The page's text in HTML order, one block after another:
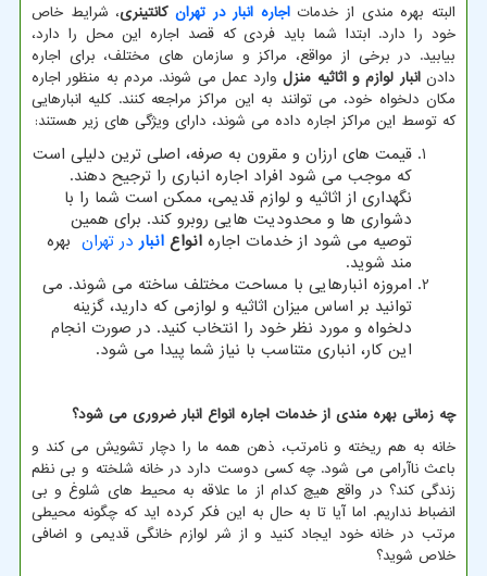
البته بهره مندی از خدماتاجاره انبار در تهران کانتینری، شرایط خاص
خود را دارد. ابتدا شما باید فردی که قصد اجاره این محل را دارد،
بیابید. در برخی از مواقع، مراکز و سازمان های مختلف، برای اجاره
دادنانبار لوازم و اثاثیه منزل وارد عمل می شوند. مردم به منظور اجاره
مکان دلخواه خود، می توانند به این مراکز مراجعه کنند. کلیه انبارهایی
که توسط این مراکز اجاره داده می شوند، دارای ویژگی های زیر هستند:
قیمت های ارزان و مقرون به صرفه، اصلی ترین دلیلی است
که موجب می شود افراد اجاره انباری را ترجیح دهند.
نگهداری از اثاثیه و لوازم قدیمی، ممکن است شما را با
دشواری ها و محدودیت هایی روبرو کند. برای همین
توصیه می شود از خدمات اجاره انواع انبار در تهران بهره
مند شوید.
امروزه انبارهایی با مساحت مختلف ساخته می شوند. می
توانید بر اساس میزان اثاثیه و لوازمی که دارید، گزینه
دلخواه و مورد نظر خود را انتخاب کنید. در صورت انجام
این کار، انباری متناسب با نیاز شما پیدا می شود.
چه زمانی بهره مندی از خدمات اجاره انواع انبار ضروری می شود؟
خانه به هم ریخته و نامرتب، ذهن همه ما را دچار تشویش می کند و
باعث ناآرامی می شود. چه کسی دوست دارد در خانه شلخته و بی نظم
زندگی کند؟ در واقع هیچ کدام از ما علاقه به محیط های شلوغ و بی
انضباط نداریم. اما آیا تا به حال به این فکر کرده اید که چگونه محیطی
مرتب در خانه خود ایجاد کنید و از شر لوازم خانگی قدیمی و اضافی
خلاص شوید؟